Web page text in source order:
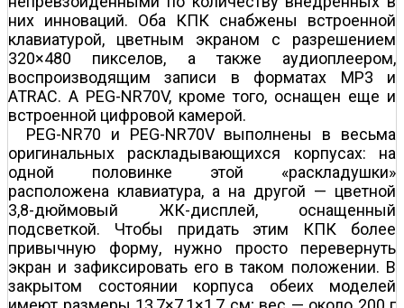
них инноваций. Оба КПК снабжены встроенной
клавиатурой, цветным экраном с разрешением
320×480 пикселов, а также аудиоплеером,
воспроизводящим записи в форматах МР3 и
ATRAC. А PEG-NR70V, кроме того, оснащен еще и
встроенной цифровой камерой.
PEG-NR70 и PEG-NR70V выполнены в весьма
оригинальных раскладывающихся корпусах: на
одной половинке этой «раскладушки»
расположена клавиатура, а на другой — цветной
3,8-дюймовый ЖК-дисплей, оснащенный
подсветкой. Чтобы придать этим КПК более
привычную форму, нужно просто перевернуть
экран и зафиксировать его в таком положении. В
закрытом состоянии корпуса обеих моделей